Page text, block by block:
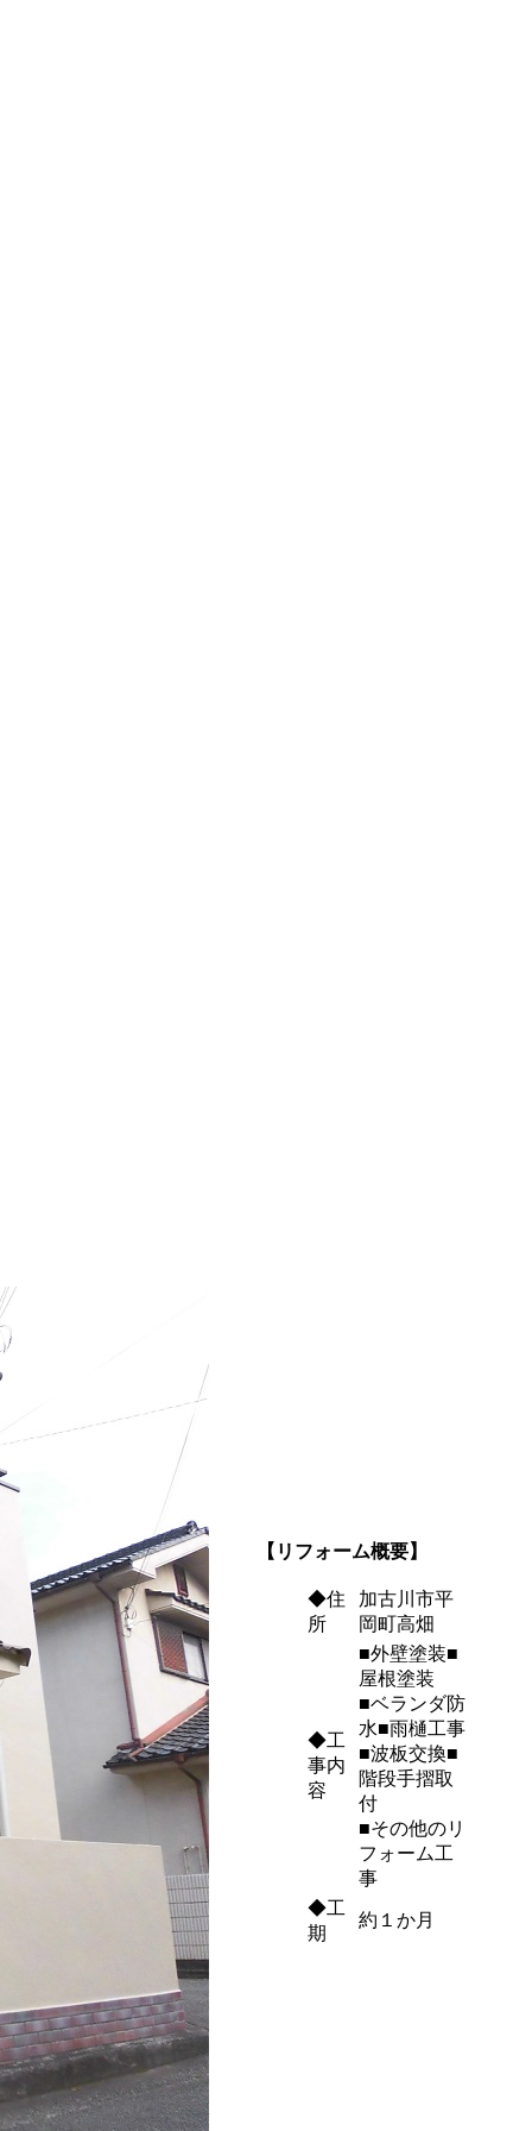
【リフォーム概要】
◆住
所
加古川市平
岡町高畑
◆工
事内
容
■外壁塗装■
屋根塗装
■ベランダ防
水■雨樋工事
■波板交換■
階段手摺取
付
■その他のリ
フォーム工
事
◆工
期
約１か月